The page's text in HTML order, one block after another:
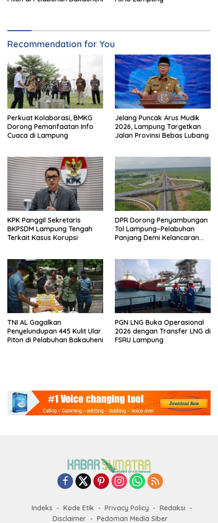
Recommendation for You
Perkuat Kolaborasi, BMKG
Dorong Pemanfaatan Info
Cuaca di Lampung
Jelang Puncak Arus Mudik
2026, Lampung Targetkan
Jalan Provinsi Bebas Lubang
KPK Panggil Sekretaris
BKPSDM Lampung Tengah
Terkait Kasus Korupsi
DPR Dorong Penyambungan
Tol Lampung–Pelabuhan
Panjang Demi Kelancaran
TNI AL Gagalkan
Penyelundupan 445 Kulit Ular
Piton di Pelabuhan Bakauheni
PGN LNG Buka Operasional
2026 dengan Transfer LNG di
FSRU Lampung
Indeks Kode Etik Privacy Policy
Redaksi
Disclaimer
Pedoman Media Siber